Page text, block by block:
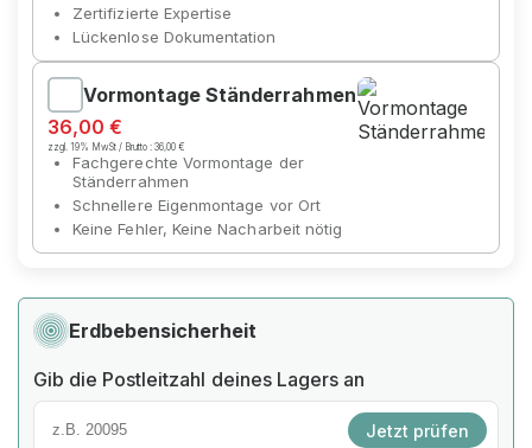
Zertifizierte Expertise
Lückenlose Dokumentation
Vormontage Ständerrahmen
36,00 €
zzgl. 19% MwSt / Brutto :36,00 €
Fachgerechte Vormontage der
Ständerrahmen
Schnellere Eigenmontage vor Ort
Keine Fehler, Keine Nacharbeit nötig
Erdbebensicherheit
Gib die Postleitzahl deines Lagers an
Jetzt prüfen